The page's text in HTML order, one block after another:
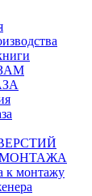
МОНТАЖА
к монтажу